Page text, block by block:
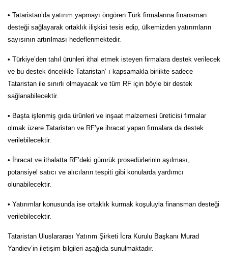
• Tataristan’da yatırım yapmayı öngören Türk firmalarına finansman
desteği sağlayarak ortaklık ilişkisi tesis edip, ülkemizden yatırımların
sayısının artırılması hedeflenmektedir.
• Türkiye’den tahıl ürünleri ithal etmek isteyen firmalara destek verilecek
ve bu destek öncelikle Tataristan’ ı kapsamakla birlikte sadece
Tataristan ile sınırlı olmayacak ve tüm RF için böyle bir destek
sağlanabilecektir.
• Başta işlenmiş gıda ürünleri ve inşaat malzemesi üreticisi firmalar
olmak üzere Tataristan ve RF’ye ihracat yapan firmalara da destek
verilebilecektir.
• İhracat ve ithalatta RF’deki gümrük prosedürlerinin aşılması,
potansiyel satıcı ve alıcıların tespiti gibi konularda yardımcı
olunabilecektir.
• Yatırımlar konusunda ise ortaklık kurmak koşuluyla finansman desteği
verilebilecektir.
Tataristan Uluslararası Yatırım Şirketi İcra Kurulu Başkanı Murad
Yandiev’in iletişim bilgileri aşağıda sunulmaktadır.